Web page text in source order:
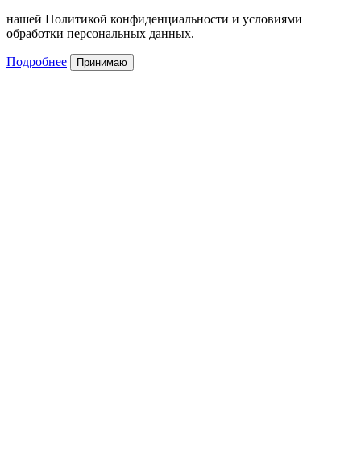
нашей Политикой конфиденциальности и условиями
обработки персональных данных.
Подробнее Принимаю